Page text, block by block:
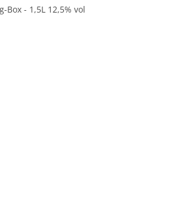
Box - 1,5L 12,5% vol
von 3.7 von 5 Sternen